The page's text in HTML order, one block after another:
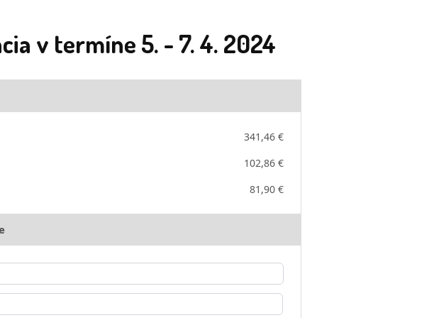
v termíne 5. - 7. 4. 2024
341,46 €
102,86 €
81,90 €